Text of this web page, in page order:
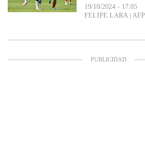
19/10/2024 - 17:05
FELIPE LARA | AFP